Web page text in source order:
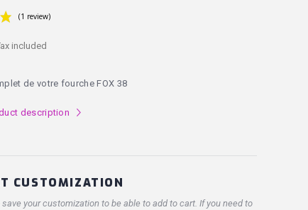
included
de votre fourche FOX 38
description l
CUSTOMIZATION
save your customization to be able to add to cart. If you need to